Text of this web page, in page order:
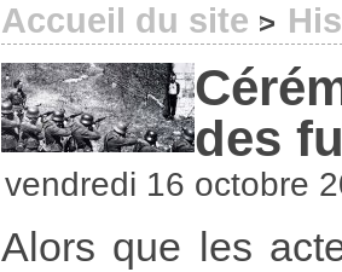
Accueil du site >
des
vendredi 16 octobre
Alors que les